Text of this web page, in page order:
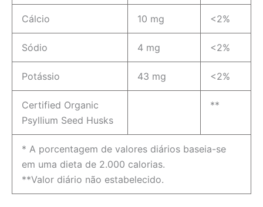
Cálcio 10 mg <2%
Sódio 4 mg <2%
Potássio 43 mg <2%
Certified Organic
Psyllium Seed Husks
**
* A porcentagem de valores diários baseia-se
em uma dieta de 2.000 calorias.
**Valor diário não estabelecido.